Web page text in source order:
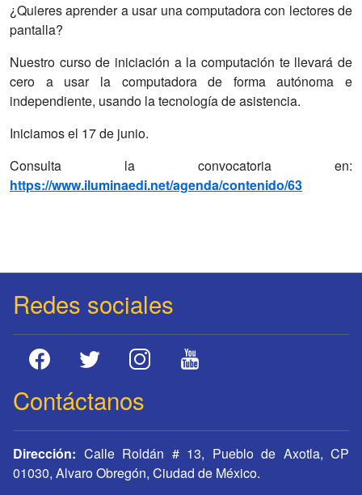
¿Quieres aprender a usar una computadora con lectores de
pantalla?
Nuestro curso de iniciación a la computación te llevará de
cero a usar la computadora de forma autónoma e
independiente, usando la tecnología de asistencia.
Iniciamos el 17 de junio.
Consulta la convocatoria en:
https://www.iluminaedi.net/agenda/contenido/63
Redes sociales
Contáctanos
Dirección: Calle Roldán # 13, Pueblo de Axotla, CP
01030, Alvaro Obregón, Ciudad de México.